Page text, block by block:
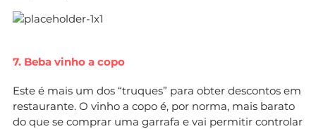
7. Beba vinho a copo
Este é mais um dos “truques” para obter descontos em
restaurante. O vinho a copo é, por norma, mais barato
do que se comprar uma garrafa e vai permitir controlar